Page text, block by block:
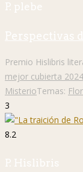
P. plebe
Perspectivas
Premio Hislibris
mejor cubierta
MisterioTemas:
3
8.2
P. Hislibris